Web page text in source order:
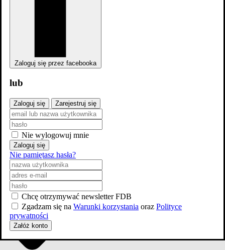
Zaloguj się przez facebooka
lub
Zaloguj się Zarejestruj się
Nie wylogowuj mnie
Zaloguj się
Nie pamiętasz hasła?
Chcę otrzymywać newsletter FDB
Zgadzam się na Warunki korzystania oraz Polityce
prywatności
Załóż konto